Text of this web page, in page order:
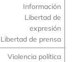
Información
Libertad de
expresión
Libertad de prensa
Violencia política